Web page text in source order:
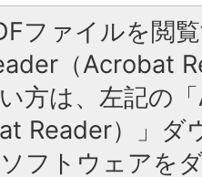
ファイルを閲
（Acrobat
方は、左記の
Reader）」ダ
フトウェアを